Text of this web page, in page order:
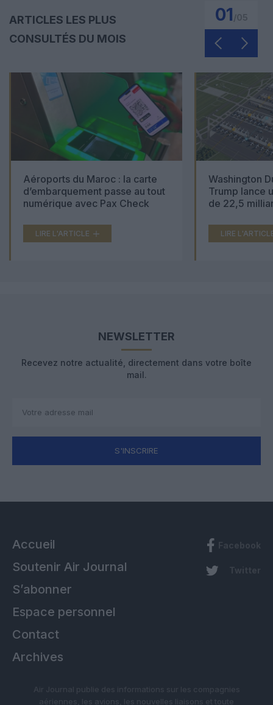
ARTICLES LES PLUS
CONSULTÉS DU MOIS
01
Aéroports du Maroc : la carte
d’embarquement passe au tout
numérique avec Pax Check
LIRE L'ARTICLE
Washington
Trump lance
de 22,5
LIRE
NEWSLETTER
Recevez notre actualité, directement dans votre boîte
mail.
S'INSCRIRE
Accueil
Soutenir Air Journal
S’abonner
Espace personnel
Contact
Archives